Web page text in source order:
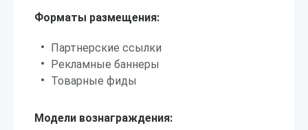
Форматы размещения:
Партнерские ссылки
Рекламные баннеры
Товарные фиды
Модели вознаграждения: